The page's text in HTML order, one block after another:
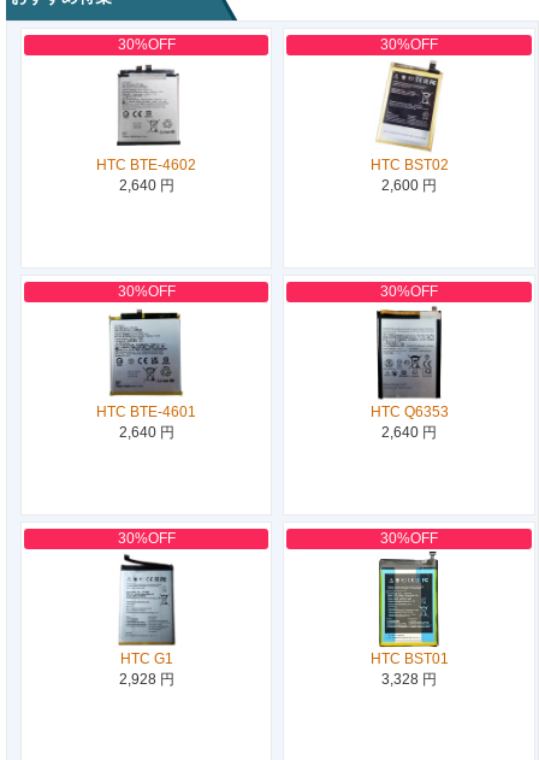
30%OFF
HTC BTE-4602
2,640 円
30%OFF
HTC BST02
2,600 円
30%OFF
HTC BTE-4601
2,640 円
30%OFF
HTC Q6353
2,640 円
30%OFF
HTC G1
2,928 円
30%OFF
HTC BST01
3,328 円